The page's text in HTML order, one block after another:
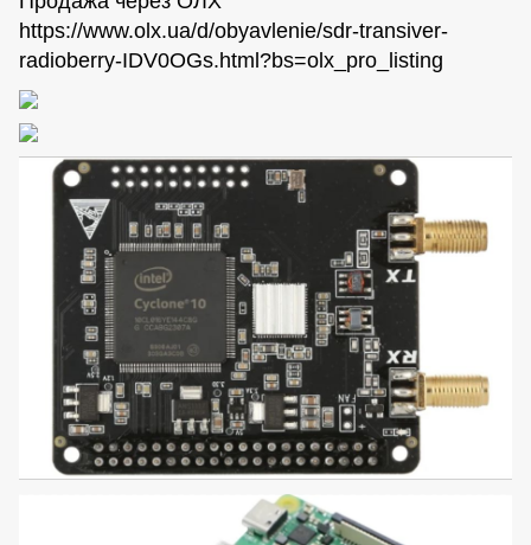
https://www.olx.ua/d/obyavlenie/sdr-transiver-
radioberry-IDV0OGs.html?bs=olx_pro_listing